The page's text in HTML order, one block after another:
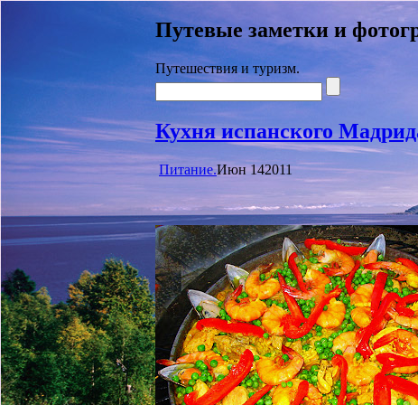
Путевые заметки и
Путешествия и туризм.
Кухня испанского
Питание.Июн 142011